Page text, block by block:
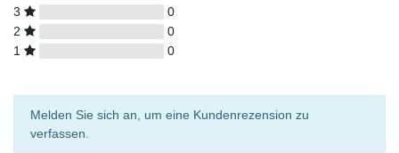
3
0
2
0
1
0
Melden Sie sich an, um eine Kundenrezension zu
verfassen.